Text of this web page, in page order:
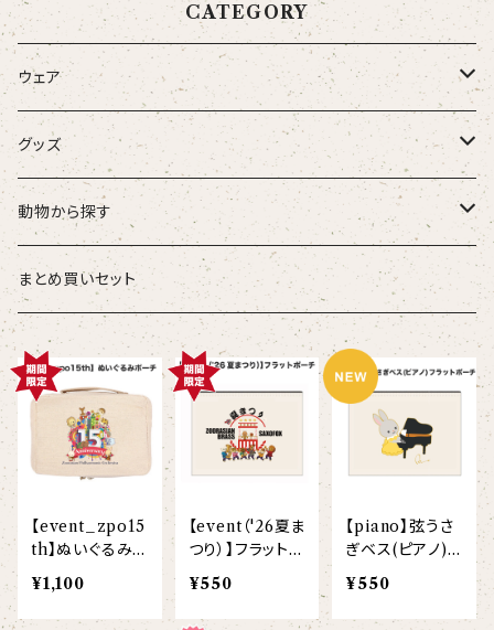
CATEGORY
ウェア
大人
こども
ベビー
スタイ
カバーオール
ギフトセット
Tシャツ
Tシャツ（半袖）
【signature】
【kakugen】
【hibiscus】
オーバーサイズTシャツ（半袖）
【custom_point】
【face_point】
マグナムウェイトビッグシルエットTシャツ
【hello(刺繍)】
ベースボールシャツ
ポロシャツ
グッズ
タオル・ハンカチ
ポーチ
トートバッグ
おけいこバッグ
ランチトート
デニムトート
ジュートバッグ
ブランケット
ペットアイテム
巾着
サコッシュ
動物から探す
ズーラシアンブラス
オカピ
インドライオン
ドゥクラングール
マレーバク
スマトラトラ
弦うさぎ
エイミー
ベス
ジョー
サキソフォックス
ラトゥール
ラフィット
クラリキャット
メリッサ
ことふえパピヨン
パーカッション
まとめ買いセット
【event_zpo15
th】ぬいぐるみポ
ーチ
¥1,100
【event（'26夏ま
つり）】フラットポ
ーチ
¥550
【piano】弦うさ
ぎベス(ピアノ)
フラットポーチ
¥550